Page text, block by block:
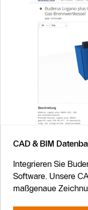
CAD & BIM
Integrieren Sie
Software. Unsere
maßgenaue